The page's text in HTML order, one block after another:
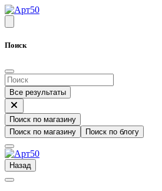
Поиск
Все результаты
Поиск по магазину
Поиск по магазину
Поиск по блогу
Назад